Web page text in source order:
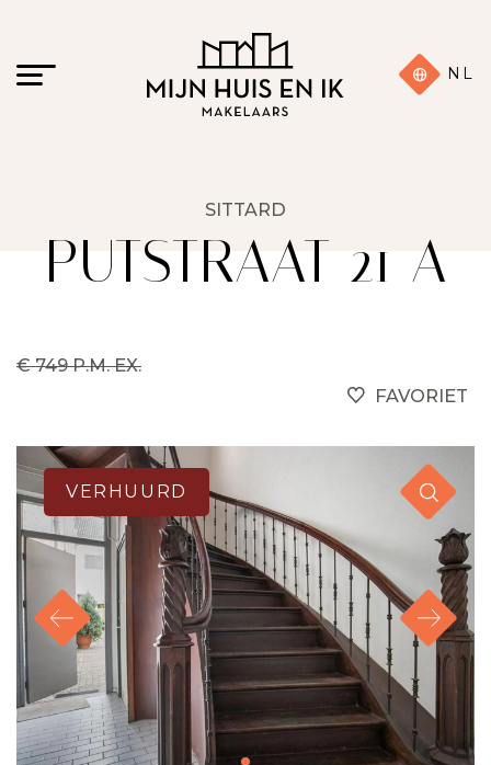
NL
SITTARD
PUTSTRAAT 21 A
€ 749 P.M. EX.
FAVORIET
VERHUURD